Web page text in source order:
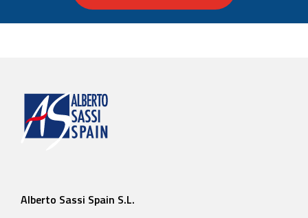
Alberto Sassi Spain S.L.